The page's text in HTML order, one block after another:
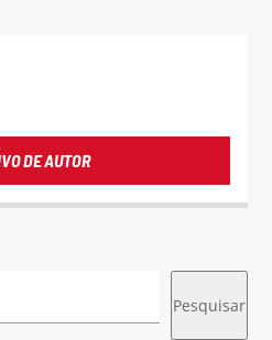
DE AUTOR
Pesquisar